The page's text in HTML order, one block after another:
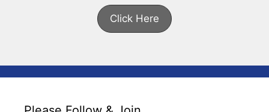
Click Here